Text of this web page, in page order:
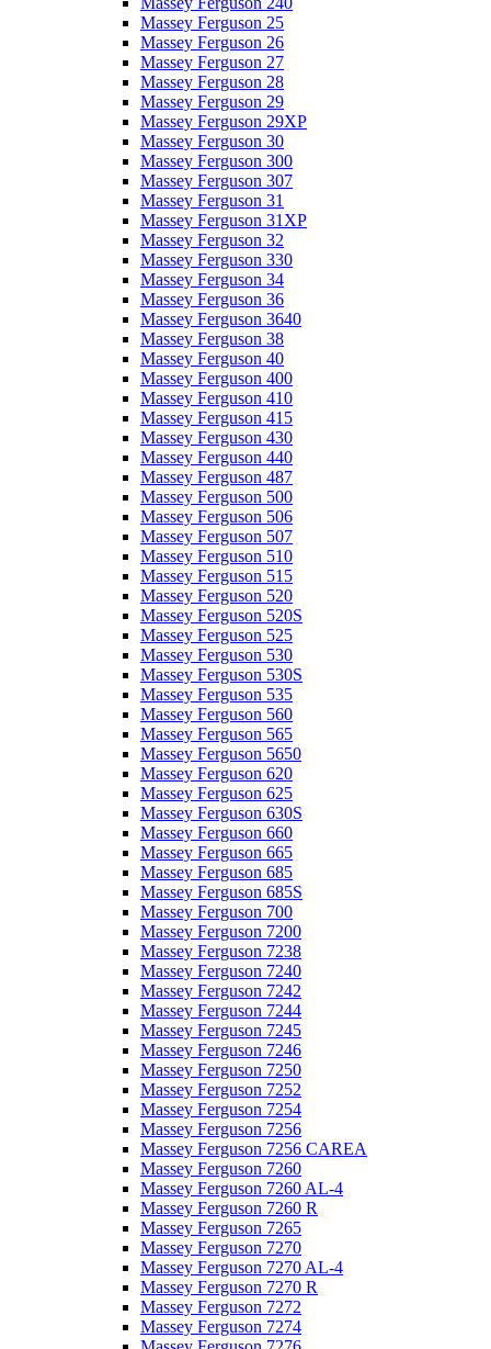
Massey Ferguson 25
Massey Ferguson 26
Massey Ferguson 27
Massey Ferguson 28
Massey Ferguson 29
Massey Ferguson 29XP
Massey Ferguson 30
Massey Ferguson 300
Massey Ferguson 307
Massey Ferguson 31
Massey Ferguson 31XP
Massey Ferguson 32
Massey Ferguson 330
Massey Ferguson 34
Massey Ferguson 36
Massey Ferguson 3640
Massey Ferguson 38
Massey Ferguson 40
Massey Ferguson 400
Massey Ferguson 410
Massey Ferguson 415
Massey Ferguson 430
Massey Ferguson 440
Massey Ferguson 487
Massey Ferguson 500
Massey Ferguson 506
Massey Ferguson 507
Massey Ferguson 510
Massey Ferguson 515
Massey Ferguson 520
Massey Ferguson 520S
Massey Ferguson 525
Massey Ferguson 530
Massey Ferguson 530S
Massey Ferguson 535
Massey Ferguson 560
Massey Ferguson 565
Massey Ferguson 5650
Massey Ferguson 620
Massey Ferguson 625
Massey Ferguson 630S
Massey Ferguson 660
Massey Ferguson 665
Massey Ferguson 685
Massey Ferguson 685S
Massey Ferguson 700
Massey Ferguson 7200
Massey Ferguson 7238
Massey Ferguson 7240
Massey Ferguson 7242
Massey Ferguson 7244
Massey Ferguson 7245
Massey Ferguson 7246
Massey Ferguson 7250
Massey Ferguson 7252
Massey Ferguson 7254
Massey Ferguson 7256
Massey Ferguson 7256 CAREA
Massey Ferguson 7260
Massey Ferguson 7260 AL-4
Massey Ferguson 7260 R
Massey Ferguson 7265
Massey Ferguson 7270
Massey Ferguson 7270 AL-4
Massey Ferguson 7270 R
Massey Ferguson 7272
Massey Ferguson 7274